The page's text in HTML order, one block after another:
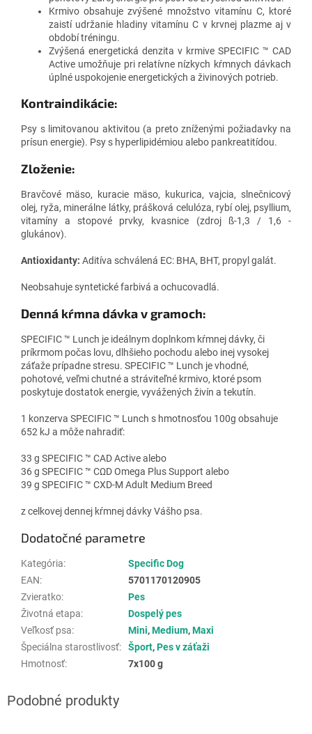
Krmivo obsahuje zvýšené množstvo vitamínu C, ktoré
zaistí udržanie hladiny vitamínu C v krvnej plazme aj v
období tréningu.
Zvýšená energetická denzita v krmive SPECIFIC ™ CAD
Active umožňuje pri relatívne nízkych kŕmnych dávkach
úplné uspokojenie energetických a živinových potrieb.
Kontraindikácie:
Psy s limitovanou aktivitou (a preto zníženými požiadavky na
prísun energie). Psy s hyperlipidémiou alebo pankreatitídou.
Zloženie:
Bravčové mäso, kuracie mäso, kukurica, vajcia, slnečnicový
olej, ryža, minerálne látky, prášková celulóza, rybí olej, psyllium,
vitamíny a stopové prvky, kvasnice (zdroj ß-1,3 / 1,6 -
glukánov).
Antioxidanty: Aditíva schválená EC: BHA, BHT, propyl galát.
Neobsahuje syntetické farbivá a ochucovadlá.
Denná kŕmna dávka v gramoch:
SPECIFIC ™ Lunch je ideálnym doplnkom kŕmnej dávky, či
príkrmom počas lovu, dlhšieho pochodu alebo inej vysokej
záťaže prípadne stresu. SPECIFIC ™ Lunch je vhodné,
pohotové, veľmi chutné a stráviteľné krmivo, ktoré psom
poskytuje dostatok energie, vyvážených živín a tekutín.
1 konzerva SPECIFIC ™ Lunch s hmotnosťou 100g obsahuje
652 kJ a môže nahradiť:
33 g SPECIFIC ™ CAD Active alebo
36 g SPECIFIC ™ CΩD Omega Plus Support alebo
39 g SPECIFIC ™ CXD-M Adult Medium Breed
z celkovej dennej kŕmnej dávky Vášho psa.
Dodatočné parametre
Kategória:
Specific Dog
EAN:
5701170120905
Zvieratko:
Pes
Životná etapa:
Dospelý pes
Veľkosť psa: Mini,Medium,Maxi
Špeciálna starostlivosť: Šport,Pes v záťaži
Hmotnosť: 7x100 g